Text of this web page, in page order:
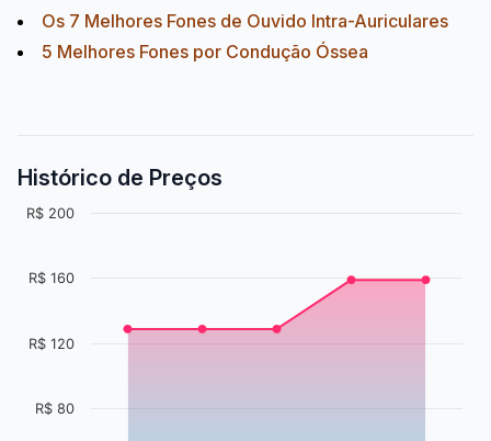
Os 7 Melhores Fones de Ouvido Intra-Auriculares
5 Melhores Fones por Condução Óssea
Histórico de Preços
R$ 80
R$ 120
R$ 160
R$ 200